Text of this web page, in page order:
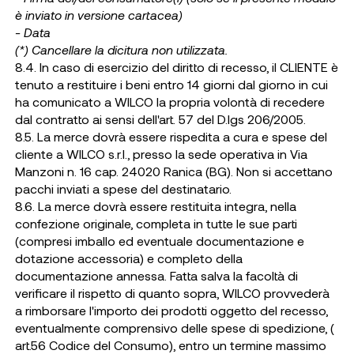
è inviato in versione cartacea)
- Data
(*) Cancellare la dicitura non utilizzata.
8.4. In caso di esercizio del diritto di recesso, il CLIENTE è
tenuto a restituire i beni entro 14 giorni dal giorno in cui
ha comunicato a WILCO la propria volontà di recedere
dal contratto ai sensi dell'art. 57 del D.lgs 206/2005.
8.5. La merce dovrà essere rispedita a cura e spese del
cliente a WILCO s.r.l., presso la sede operativa in Via
Manzoni n. 16 cap. 24020 Ranica (BG). Non si accettano
pacchi inviati a spese del destinatario.
8.6. La merce dovrà essere restituita integra, nella
confezione originale, completa in tutte le sue parti
(compresi imballo ed eventuale documentazione e
dotazione accessoria) e completo della
documentazione annessa. Fatta salva la facoltà di
verificare il rispetto di quanto sopra, WILCO provvederà
a rimborsare l'importo dei prodotti oggetto del recesso,
eventualmente comprensivo delle spese di spedizione, (
art.56 Codice del Consumo), entro un termine massimo